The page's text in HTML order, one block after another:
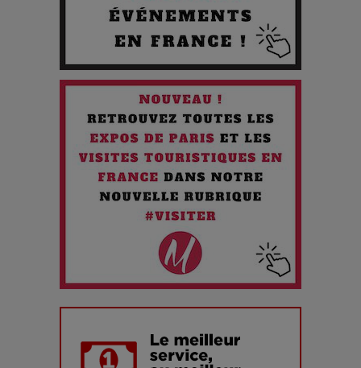
Quand l'Opéra Rencontre l'IA : Lola Volonakis, l'Artiste du
Paradoxe qui Chante le Futur
Chien 51 - Quand l’IA prend le pouvoir : une plongée dans un
futur troublant
Maïra Kerey, la “voix d’or du Kazakhstan”, célèbre ses 30
ans de carrière à la Salle Gaveau
Les dessous de la fast fashion : un désastre écologique en